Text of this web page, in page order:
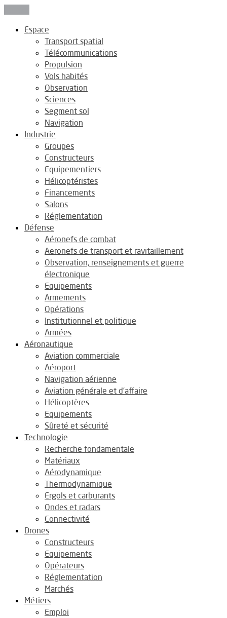
Espace
Transport spatial
Télécommunications
Propulsion
Vols habités
Observation
Sciences
Segment sol
Navigation
Industrie
Groupes
Constructeurs
Equipementiers
Hélicoptéristes
Financements
Salons
Réglementation
Défense
Aéronefs de combat
Aeronefs de transport et ravitaillement
Observation, renseignements et guerre
électronique
Equipements
Armements
Opérations
Institutionnel et politique
Armées
Aéronautique
Aviation commerciale
Aéroport
Navigation aérienne
Aviation générale et d’affaire
Hélicoptères
Equipements
Sûreté et sécurité
Technologie
Recherche fondamentale
Matériaux
Aérodynamique
Thermodynamique
Ergols et carburants
Ondes et radars
Connectivité
Drones
Constructeurs
Equipements
Opérateurs
Réglementation
Marchés
Métiers
Emploi